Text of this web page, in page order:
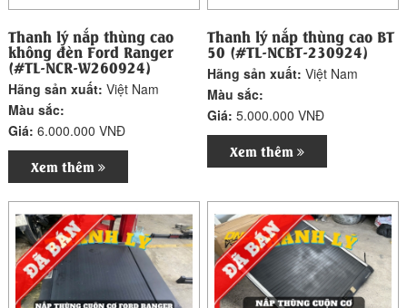
Thanh lý nắp thùng cao
không đèn Ford Ranger
(#TL-NCR-W260924)
Hãng sản xuất:Việt Nam
Màu sắc:
Giá:6.000.000 VNĐ
Xem thêm
Thanh lý nắp thùng cao BT
50 (#TL-NCBT-230924)
Hãng sản xuất:Việt Nam
Màu sắc:
Giá:5.000.000 VNĐ
Xem thêm